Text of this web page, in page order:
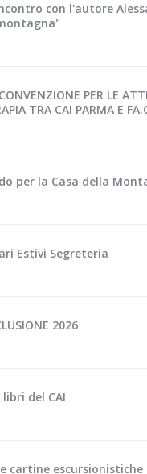
con l'autore
PER LE
TRA CAI PARMA E
per la Casa della
Estivi Segreteria
2026
del CAI
cartine escursionistiche